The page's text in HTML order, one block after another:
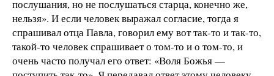
послушания, но не послушаться старца, конечно же,
нельзя». И если человек выражал согласие, тогда я
спрашивал отца Павла, говорил ему вот так-то и так-то,
такой-то человек спрашивает о том-то и о том-то, и
очень часто получал его ответ: «Воля Божья —